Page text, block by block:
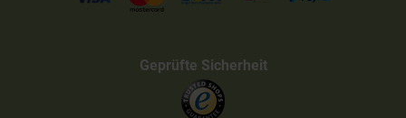
Geprüfte Sicherheit